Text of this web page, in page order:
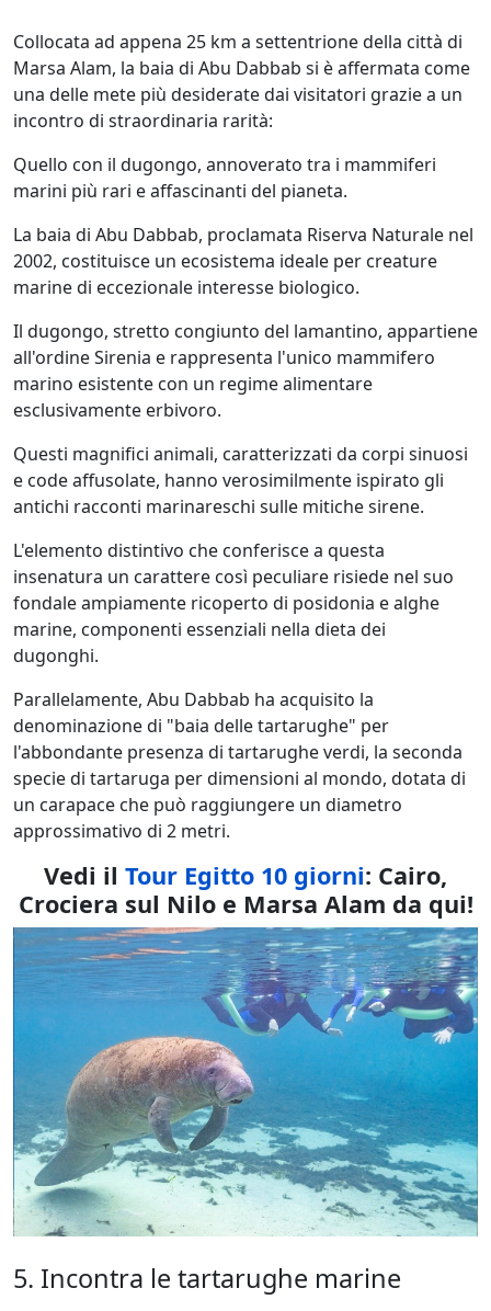
Collocata ad appena 25 km a settentrione della città di
Marsa Alam, la baia di Abu Dabbab si è affermata come
una delle mete più desiderate dai visitatori grazie a un
incontro di straordinaria rarità:
Quello con il dugongo, annoverato tra i mammiferi
marini più rari e affascinanti del pianeta.
La baia di Abu Dabbab, proclamata Riserva Naturale nel
2002, costituisce un ecosistema ideale per creature
marine di eccezionale interesse biologico.
Il dugongo, stretto congiunto del lamantino, appartiene
all'ordine Sirenia e rappresenta l'unico mammifero
marino esistente con un regime alimentare
esclusivamente erbivoro.
Questi magnifici animali, caratterizzati da corpi sinuosi
e code affusolate, hanno verosimilmente ispirato gli
antichi racconti marinareschi sulle mitiche sirene.
L'elemento distintivo che conferisce a questa
insenatura un carattere così peculiare risiede nel suo
fondale ampiamente ricoperto di posidonia e alghe
marine, componenti essenziali nella dieta dei
dugonghi.
Parallelamente, Abu Dabbab ha acquisito la
denominazione di "baia delle tartarughe" per
l'abbondante presenza di tartarughe verdi, la seconda
specie di tartaruga per dimensioni al mondo, dotata di
un carapace che può raggiungere un diametro
approssimativo di 2 metri.
Vedi il Tour Egitto 10 giorni: Cairo,
Crociera sul Nilo e Marsa Alam da qui!
5. Incontra le tartarughe marine